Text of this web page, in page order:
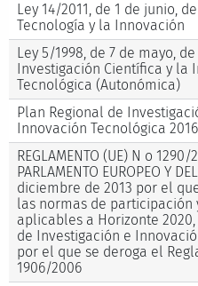
Ley 14/2011, de 1 de junio,
Tecnología y la Innovación
Ley 5/1998, de 7 de mayo,
Investigación Científica y la
Tecnológica (Autonómica)
Plan Regional de
Innovación Tecnológica
REGLAMENTO (UE) N o 1290/
PARLAMENTO EUROPEO Y
diciembre de 2013 por el
las normas de participación
aplicables a Horizonte
de Investigación e
por el que se deroga el
1906/2006